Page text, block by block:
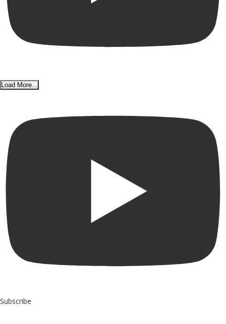
Load More...
Subscribe